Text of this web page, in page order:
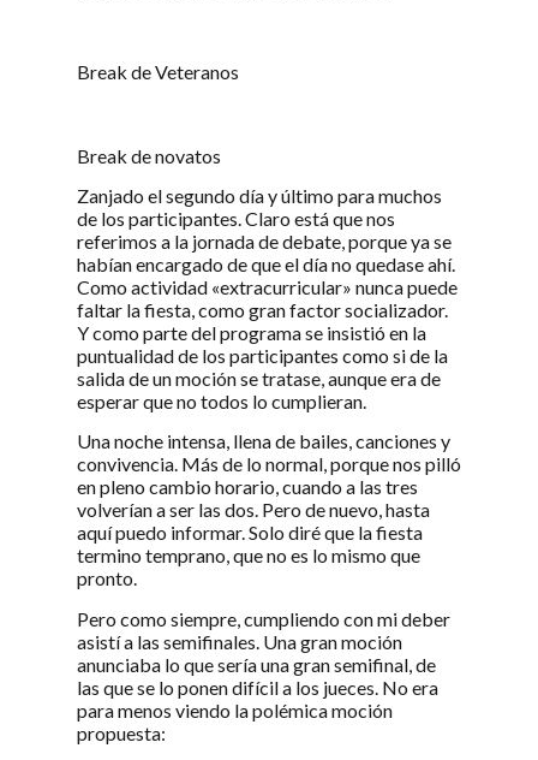
Break de Veteranos
Break de novatos
Zanjado el segundo día y último para muchos
de los participantes. Claro está que nos
referimos a la jornada de debate, porque ya se
habían encargado de que el día no quedase ahí.
Como actividad «extracurricular» nunca puede
faltar la fiesta, como gran factor socializador.
Y como parte del programa se insistió en la
puntualidad de los participantes como si de la
salida de un moción se tratase, aunque era de
esperar que no todos lo cumplieran.
Una noche intensa, llena de bailes, canciones y
convivencia. Más de lo normal, porque nos pilló
en pleno cambio horario, cuando a las tres
volverían a ser las dos. Pero de nuevo, hasta
aquí puedo informar. Solo diré que la fiesta
termino temprano, que no es lo mismo que
pronto.
Pero como siempre, cumpliendo con mi deber
asistí a las semifinales. Una gran moción
anunciaba lo que sería una gran semifinal, de
las que se lo ponen difícil a los jueces. No era
para menos viendo la polémica moción
propuesta: